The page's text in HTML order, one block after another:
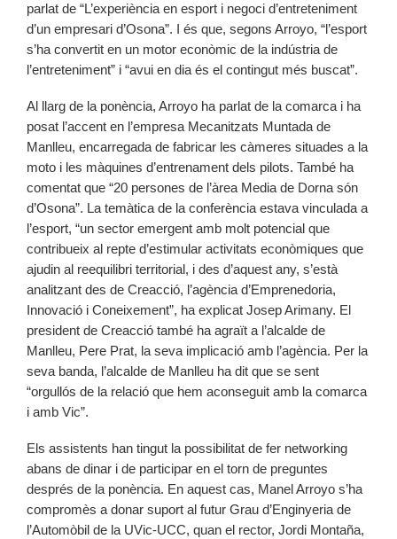
parlat de “L’experiència en esport i negoci d’entreteniment
d’un empresari d’Osona”. I és que, segons Arroyo, “l’esport
s’ha convertit en un motor econòmic de la indústria de
l’entreteniment” i “avui en dia és el contingut més buscat”.
Al llarg de la ponència, Arroyo ha parlat de la comarca i ha
posat l’accent en l’empresa Mecanitzats Muntada de
Manlleu, encarregada de fabricar les càmeres situades a la
moto i les màquines d’entrenament dels pilots. També ha
comentat que “20 persones de l’àrea Media de Dorna són
d’Osona”. La temàtica de la conferència estava vinculada a
l’esport, “un sector emergent amb molt potencial que
contribueix al repte d’estimular activitats econòmiques que
ajudin al reequilibri territorial, i des d’aquest any, s’està
analitzant des de Creacció, l’agència d’Emprenedoria,
Innovació i Coneixement”, ha explicat Josep Arimany. El
president de Creacció també ha agraït a l’alcalde de
Manlleu, Pere Prat, la seva implicació amb l’agència. Per la
seva banda, l’alcalde de Manlleu ha dit que se sent
“orgullós de la relació que hem aconseguit amb la comarca
i amb Vic”.
Els assistents han tingut la possibilitat de fer networking
abans de dinar i de participar en el torn de preguntes
després de la ponència. En aquest cas, Manel Arroyo s’ha
compromès a donar suport al futur Grau d’Enginyeria de
l’Automòbil de la UVic-UCC, quan el rector, Jordi Montaña,